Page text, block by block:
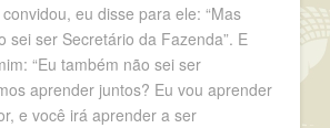
eu disse para ele: “Mas
sei ser Secretário da Fazenda”. E
“Eu também não sei ser
aprender juntos? Eu vou aprender
e você irá aprender a ser